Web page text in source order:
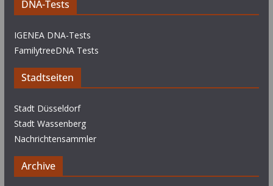
DNA-Tests
IGENEA DNA-Tests
FamilytreeDNA Tests
Stadtseiten
Stadt Düsseldorf
Stadt Wassenberg
Nachrichtensammler
Archive